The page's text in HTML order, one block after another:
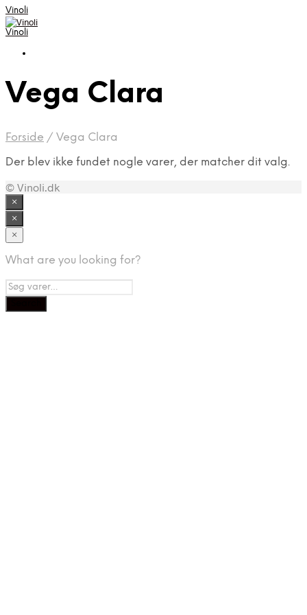
Vinoli
Vinoli
Vega Clara
Forside / Vega Clara
Der blev ikke fundet nogle varer, der matcher dit valg.
© Vinoli.dk
×
×
×
What are you looking for?